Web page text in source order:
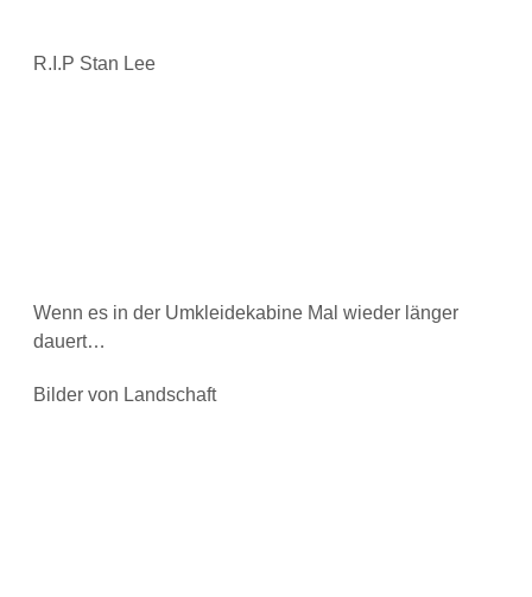
R.I.P Stan Lee
Wenn es in der Umkleidekabine Mal wieder länger
dauert…
Bilder von Landschaft